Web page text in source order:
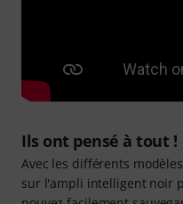
Ils ont pensé à tout !
Avec les différents
sur l'ampli intelligent noir